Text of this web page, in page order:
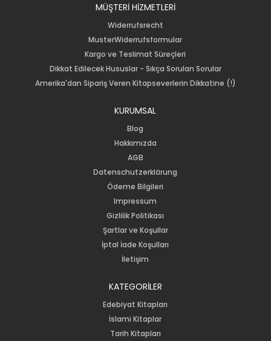
MÜŞTERİ HİZMETLERİ
Widerrufsrecht
MusterWiderrufsformular
Kargo ve Teslimat Süreçleri
Dikkat Edilecek Hususlar - Sıkça Sorulan Sorular
Amerika'dan Sipariş Veren Kitapseverlerin Dikkatine (!)
KURUMSAL
Blog
Hakkımızda
AGB
Datenschutzerklärung
Ödeme Bilgileri
Impressum
Gizlilik Politikası
Şartlar ve Koşullar
İptal İade Koşulları
İletişim
KATEGORİLER
Edebiyat Kitapları
İslami Kitaplar
Tarih Kitapları